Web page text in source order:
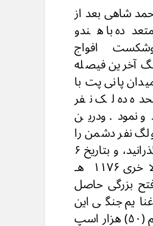
شاهی بعد از
با هندو
افواج
آخرین فیصله
پانی پت با
ده لک نفر
نمود. ودرین
نفر دشمن را
از ته تیغ گذرانید، و بتاریخ ۶
جمادی الاخری ۱۱۷۶ هـ
ع فتح بزرگی حاصل
جنگی این
جهاد عظیم (۵۰) هزار اسپ